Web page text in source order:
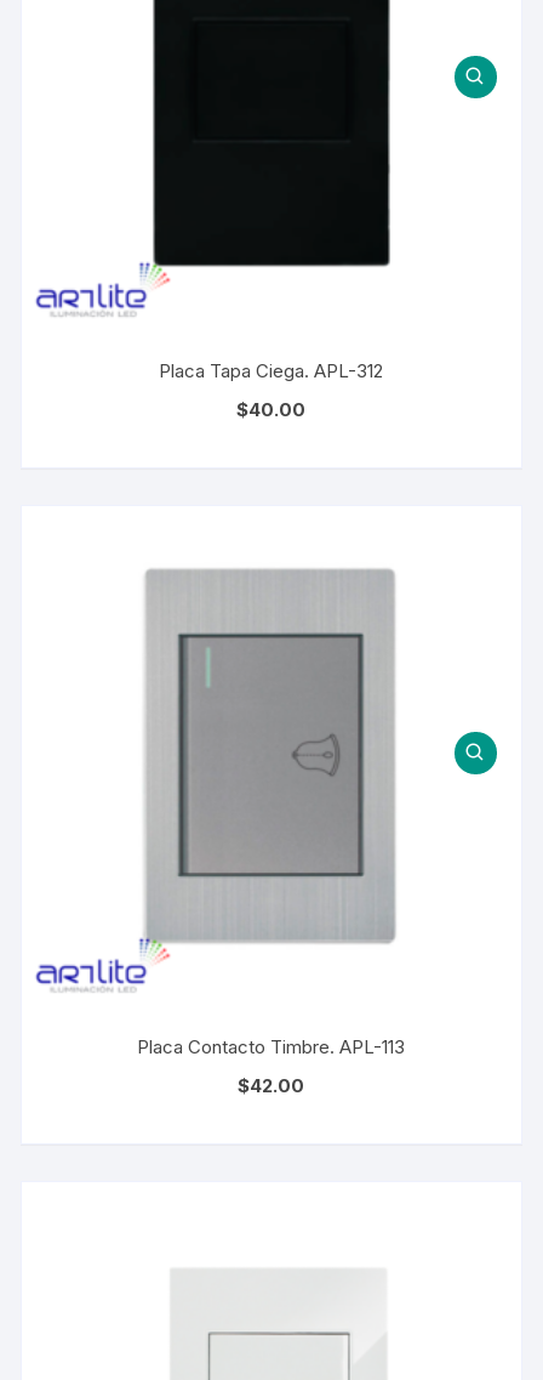
Placa Tapa Ciega. APL-312
$40.00
Placa Contacto Timbre. APL-113
$42.00